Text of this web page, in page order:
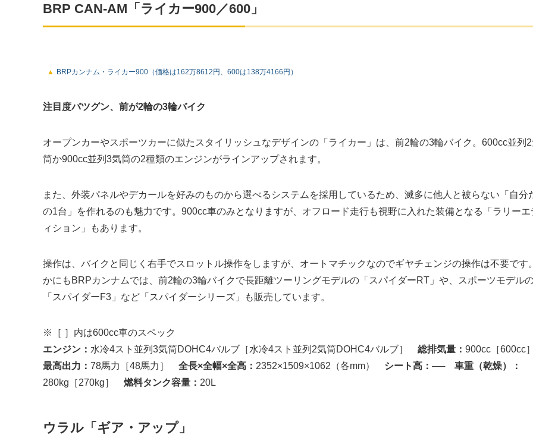
BRP CAN-AM 「ライカー900／600」
BRPカンナム・ライカー900（価格は162万8612円、600は138万4166円）
注目度バツグン、前が2輪の3輪バイク
オープンカーやスポーツカーに似たスタイリッシュなデザインの「ライカー」は、前2輪の3輪バイク。600cc並列
筒か900cc並列3気筒の2種類のエンジンがラインアップされます。
また、外装パネルやデカールを好みのものから選べるシステムを採用しているため、滅多に他人と被らない「自分
の1台」を作れるのも魅力です。900cc車のみとなりますが、オフロード走行も視野に入れた装備となる「ラリーエ
ィション」もあります。
操作は、バイクと同じく右手でスロットル操作をしますが、オートマチックなのでギヤチェンジの操作は不要です
かにもBRPカンナムでは、前2輪の3輪バイクで長距離ツーリングモデルの「スパイダーRT」や、スポーツモデル
「スパイダーF3」など「スパイダーシリーズ」も販売しています。
※［ ］内は600cc車のスペック
エンジン： 水冷4スト並列3気筒DOHC4バルブ［水冷4スト並列2気筒DOHC4バルブ］ 総排気量： 900cc［600cc
最高出力： 78馬力［48馬力］ 全長×全幅×全高： 2352×1509×1062（各mm） シート高： ── 車重（乾燥）：
280kg［270kg］ 燃料タンク容量： 20L
ウラル「ギア・アップ」